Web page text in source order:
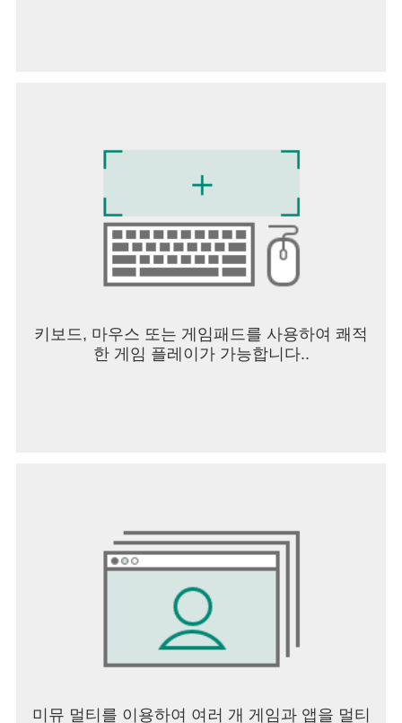
키보드, 마우스 또는 게임패드를 사용하여 쾌적
한 게임 플레이가 가능합니다..
미뮤 멀티를 이용하여 여러 개 게임과 앱을 멀티